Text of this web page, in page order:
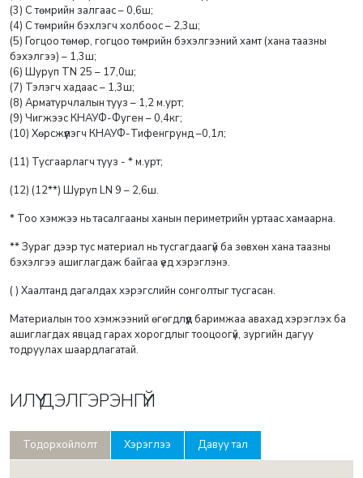
(3) С төмрийн залгаас – 0,6ш;
(4) С төмрийн бэхлэгч холбоос – 2,3ш;
(5) Гогцоо төмөр, гогцоо төмрийн бэхэлгээний хамт (хана таазны
бэхэлгээ) – 1,3ш;
(6) Шуруп TN 25 – 17,0ш;
(7) Тэлэгч хадаас – 1,3ш;
(8) Арматурчлалын тууз – 1,2 м.урт;
(9) Чигжээс КНАУФ-Фуген – 0,4кг;
(10) Хөрсжүүлэгч КНАУФ-Тифенгрунд –0,1л;
(11) Тусгаарлагч тууз - * м.урт;
(12) (12**) Шуруп LN 9 – 2,6ш.
* Тоо хэмжээ нь тасалгааны ханын периметрийн уртаас хамаарна.
** Зураг дээр тус материал нь тусгагдаагүй ба зөвхөн хана таазны
бэхэлгээ ашиглагдаж байгаа үед хэрэглэнэ.
( ) Хаалтанд дагалдах хэрэгслийн сонголтыг тусгасан.
Материалын тоо хэмжээний өгөгдлүүд баримжаа авахад хэрэглэх ба
ашиглагдах явцад гарах хорогдлыг тооцоогүй, зургийн дагуу
тодруулах шаардлагатай.
ИЛҮҮ ДЭЛГЭРЭНГҮЙ
Тодорхойлолт Хэрэглээ Давуу тал